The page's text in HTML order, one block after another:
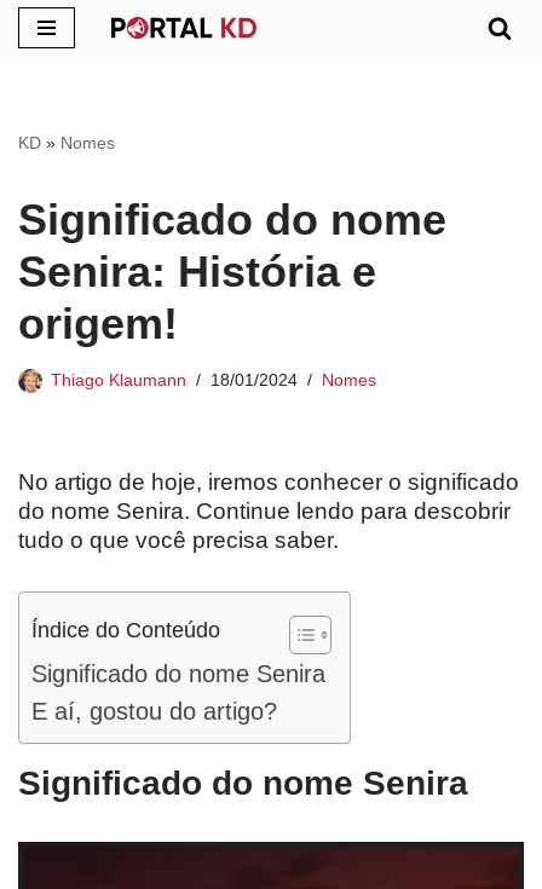
conteúdo
KD » Nomes
Significado do nome
Senira: História e
origem!
Thiago Klaumann 18/01/2024 Nomes
No artigo de hoje, iremos conhecer o significado
do nome Senira. Continue lendo para descobrir
tudo o que você precisa saber.
Índice do Conteúdo
Significado do nome Senira
E aí, gostou do artigo?
Significado do nome Senira